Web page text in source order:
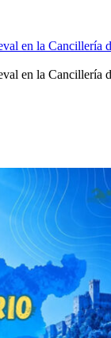
en la Cancillería
en la Cancillería